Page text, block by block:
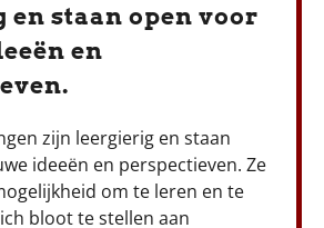
staan open voor
en
zijn leergierig en staan
ideeën en perspectieven. Ze
om te leren en te
bloot te stellen aan